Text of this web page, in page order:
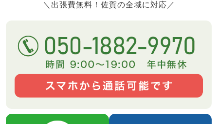
＼出張費無料！佐賀の全域に対応／